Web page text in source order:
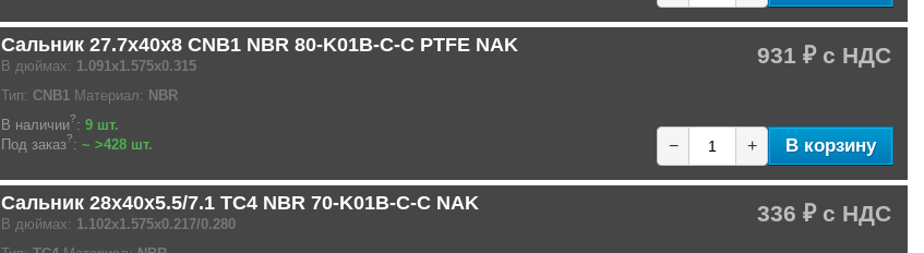
Сальник 27.7x40x8 CNB1 NBR 80-K01B-C-C PTFE NAK
В дюймах: 1.091x1.575x0.315
Тип: CNB1 Материал: NBR
В наличии?: 9 шт.
Под заказ?: ~ >428 шт.
931 ₽
− + В корзину
Сальник 28x40x5.5/7.1 TC4 NBR 70-K01B-C-C NAK
В дюймах: 1.102x1.575x0.217/0.280
336 ₽